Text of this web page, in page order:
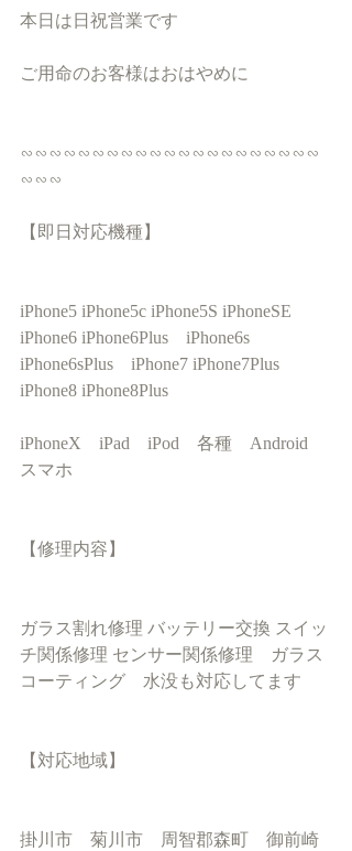
本日は日祝営業です
ご用命のお客様はおはやめに
∽∽∽∽∽∽∽∽∽∽∽∽∽∽∽∽∽∽∽∽∽
∽∽∽
【即日対応機種】
iPhone5 iPhone5c iPhone5S iPhoneSE
iPhone6 iPhone6Plus　iPhone6s
iPhone6sPlus　iPhone7 iPhone7Plus
iPhone8 iPhone8Plus
iPhoneX　iPad　iPod　各種　Android
スマホ
【修理内容】
ガラス割れ修理 バッテリー交換 スイッ
チ関係修理 センサー関係修理　ガラス
コーティング　水没も対応してます
【対応地域】
掛川市　菊川市　周智郡森町　御前崎